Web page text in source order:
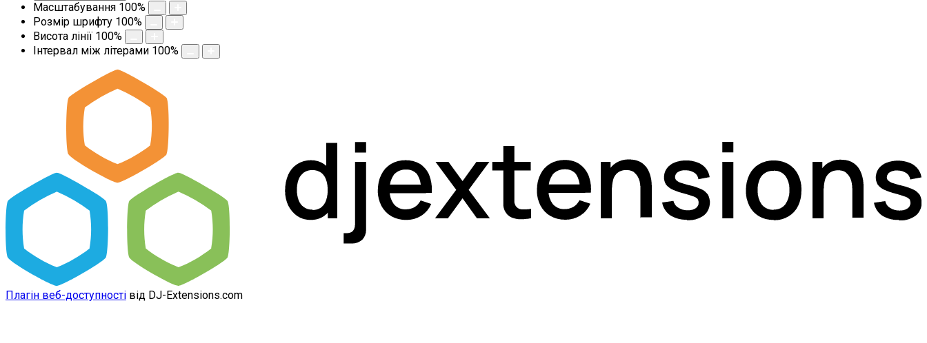
Масштабування 100%
Розмір шрифту 100%
Висота лінії 100%
Інтервал між літерами 100%
Плагін веб-доступності від DJ-Extensions.com